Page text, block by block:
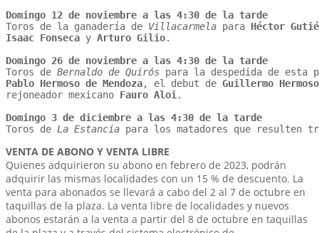
Domingo 12 de noviembre a las 4:30 de la tarde
Toros de la ganadería de Villacarmela para Héctor
Isaac Fonseca y Arturo Gilio.
Domingo 26 de noviembre a las 4:30 de la tarde
Toros de Bernaldo de Quirós
Pablo Hermoso de Mendoza, el debut de Guillermo
rejoneador mexicano Fauro Aloi .
Domingo 3 de diciembre a las 4:30 de la tarde
Toros de La Estancia para los matadores que resulten
VENTA DE ABONO Y VENTA LIBRE
Quienes adquirieron su abono en febrero de 2023, podrán
adquirir las mismas localidades con un 15 % de descuento. La
venta para abonados se llevará a cabo del 2 al 7 de octubre en
taquillas de la plaza. La venta libre de localidades y nuevos
abonos estarán a la venta a partir del 8 de octubre en taquillas